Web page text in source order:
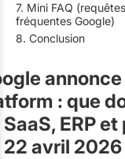
7. Mini FAQ (requêtes
fréquentes Google)
8. Conclusion
: que
ERP
22 avril 2026